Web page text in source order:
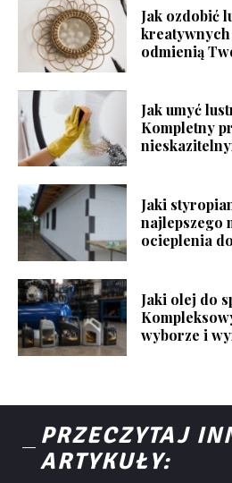
Jak ozdobić
kreatywnych
odmienią
Jak umyć
Kompletny
Jaki
najlepszego
ocieplenia
Jaki olej do
wyborze i
PRZECZYTAJ
ARTYKUŁY: